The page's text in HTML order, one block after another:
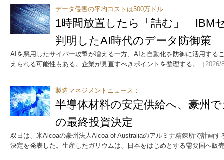
データ侵害の平均コストは500万ドル
1時間放置したら「詰む」 IBM
判明したAI時代のデータ防御策
AIを悪用したサイバー攻撃が増える一方、AIと自動化を防御に活用する
えられる可能性もある。企業が見直すべきポイントを整理する。
（
製造マネジメントニュース：
半導体材料の安定供給へ、豪州
の最終投資決定
双日は、米Alcoaの豪州法人Alcoa of Australiaのアルミナ精錬所で計画
決定を発表した。生産したガリウムは、日本をはじめとする需要国へ販